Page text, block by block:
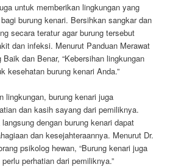
untuk memberikan lingkungan yang
burung kenari. Bersihkan sangkar dan
secara teratur agar burung tersebut
dan infeksi. Menurut Panduan Merawat
dan Benar, “Kebersihan lingkungan
kesehatan burung kenari Anda.”
lingkungan, burung kenari juga
dan kasih sayang dari pemiliknya.
dengan burung kenari dapat
dan kesejahteraannya. Menurut Dr.
psikolog hewan, “Burung kenari juga
perhatian dari pemiliknya.”